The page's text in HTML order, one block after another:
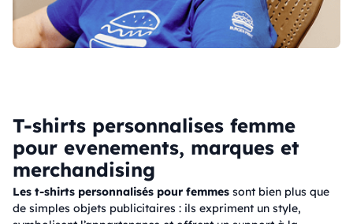
T-shirts personnalises femme
pour evenements, marques et
merchandising
Les t-shirts personnalisés pour femmes sont bien plus que
de simples objets publicitaires : ils expriment un style,